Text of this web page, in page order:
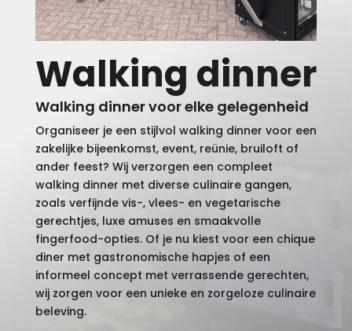
Walking dinner
Walking dinner voor elke gelegenheid
Organiseer je een stijlvol walking dinner voor een
zakelijke bijeenkomst, event, reünie, bruiloft of
ander feest? Wij verzorgen een compleet
walking dinner met diverse culinaire gangen,
zoals verfijnde vis-, vlees- en vegetarische
gerechtjes, luxe amuses en smaakvolle
fingerfood-opties. Of je nu kiest voor een chique
diner met gastronomische hapjes of een
informeel concept met verrassende gerechten,
wij zorgen voor een unieke en zorgeloze culinaire
beleving.